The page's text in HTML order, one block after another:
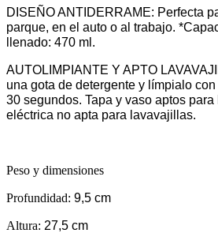
DISEÑO ANTIDERRAME: Perfecta
parque, en el auto o al trabajo.
llenado: 470 ml.
AUTOLIMPIANTE Y APTO
una gota de detergente y límpialo
30 segundos. Tapa y vaso aptos
eléctrica no apta para lavavajillas.
Peso y dimensiones
Profundidad: 9,5 cm
Altura: 27,5 cm